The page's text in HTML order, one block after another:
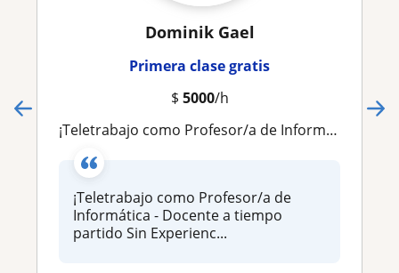
Dominik Gael
Primera clase gratis
$ 5000/h
¡Teletrabajo como Profesor/a de Informática - Docente a tiempo partido Sin Experiencia. ( $/h) y más!
¡Teletrabajo como Profesor/a de
Informática - Docente a tiempo
partido Sin Experienc...